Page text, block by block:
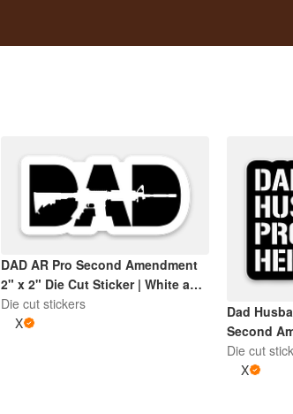
DAD AR Pro Second Amendment
2" x 2" Die Cut Sticker | White and
Black
Die cut stickers
X
Dad
Second
Cut
Die cut
X